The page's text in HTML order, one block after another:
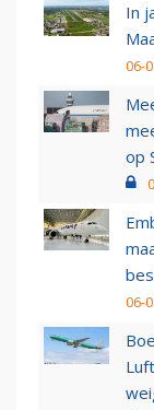
In
06-
op
06-